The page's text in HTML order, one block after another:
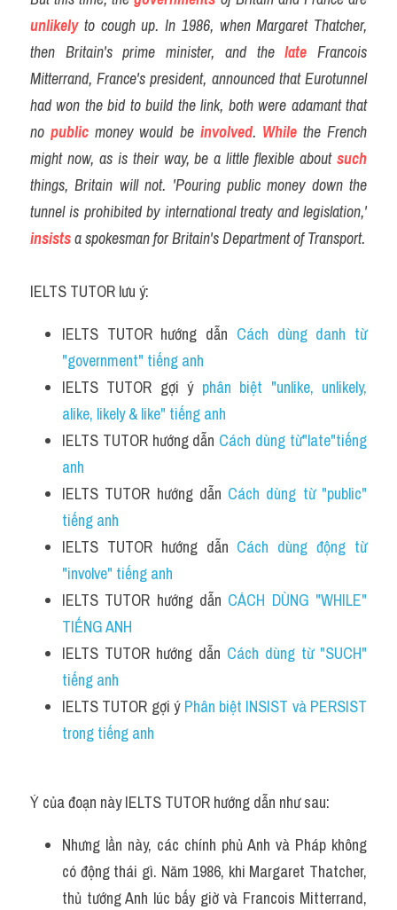
unlikely to cough up. In 1986, when Margaret Thatcher,
then Britain's prime minister, and the late Francois
Mitterrand, France's president, announced that Eurotunnel
had won the bid to build the link, both were adamant that
no public money would be involved. While the French
might now, as is their way, be a little flexible about such
things, Britain will not. 'Pouring public money down the
tunnel is prohibited by international treaty and legislation,'
insists a spokesman for Britain's Department of Transport.
IELTS TUTOR lưu ý:
IELTS TUTOR hướng dẫn Cách dùng danh từ
"government" tiếng anh
IELTS TUTOR gợi ý phân biệt "unlike, unlikely,
alike, likely & like" tiếng anh
IELTS TUTOR hướng dẫn Cách dùng từ"late"tiếng
anh
IELTS TUTOR hướng dẫn Cách dùng từ "public"
tiếng anh
IELTS TUTOR hướng dẫn Cách dùng động từ
"involve" tiếng anh
IELTS TUTOR hướng dẫn CÁCH DÙNG "WHILE"
TIẾNG ANH
IELTS TUTOR hướng dẫn Cách dùng từ "SUCH"
tiếng anh
IELTS TUTOR gợi ý Phân biệt INSIST và PERSIST
trong tiếng anh
Ý của đoạn này IELTS TUTOR hướng dẫn như sau:
Nhưng lần này, các chính phủ Anh và Pháp không
có động thái gì. Năm 1986, khi Margaret Thatcher,
thủ tướng Anh lúc bấy giờ và Francois Mitterrand,